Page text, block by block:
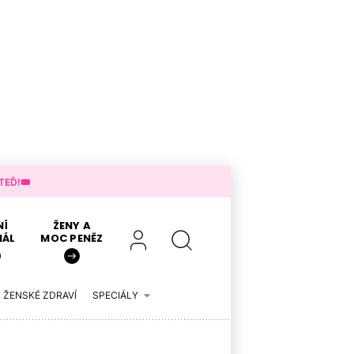
TEĎ!🎟️
ŽENY A
MOC PENĚZ
ŽENSKÉ ZDRAVÍ SPECIÁLY